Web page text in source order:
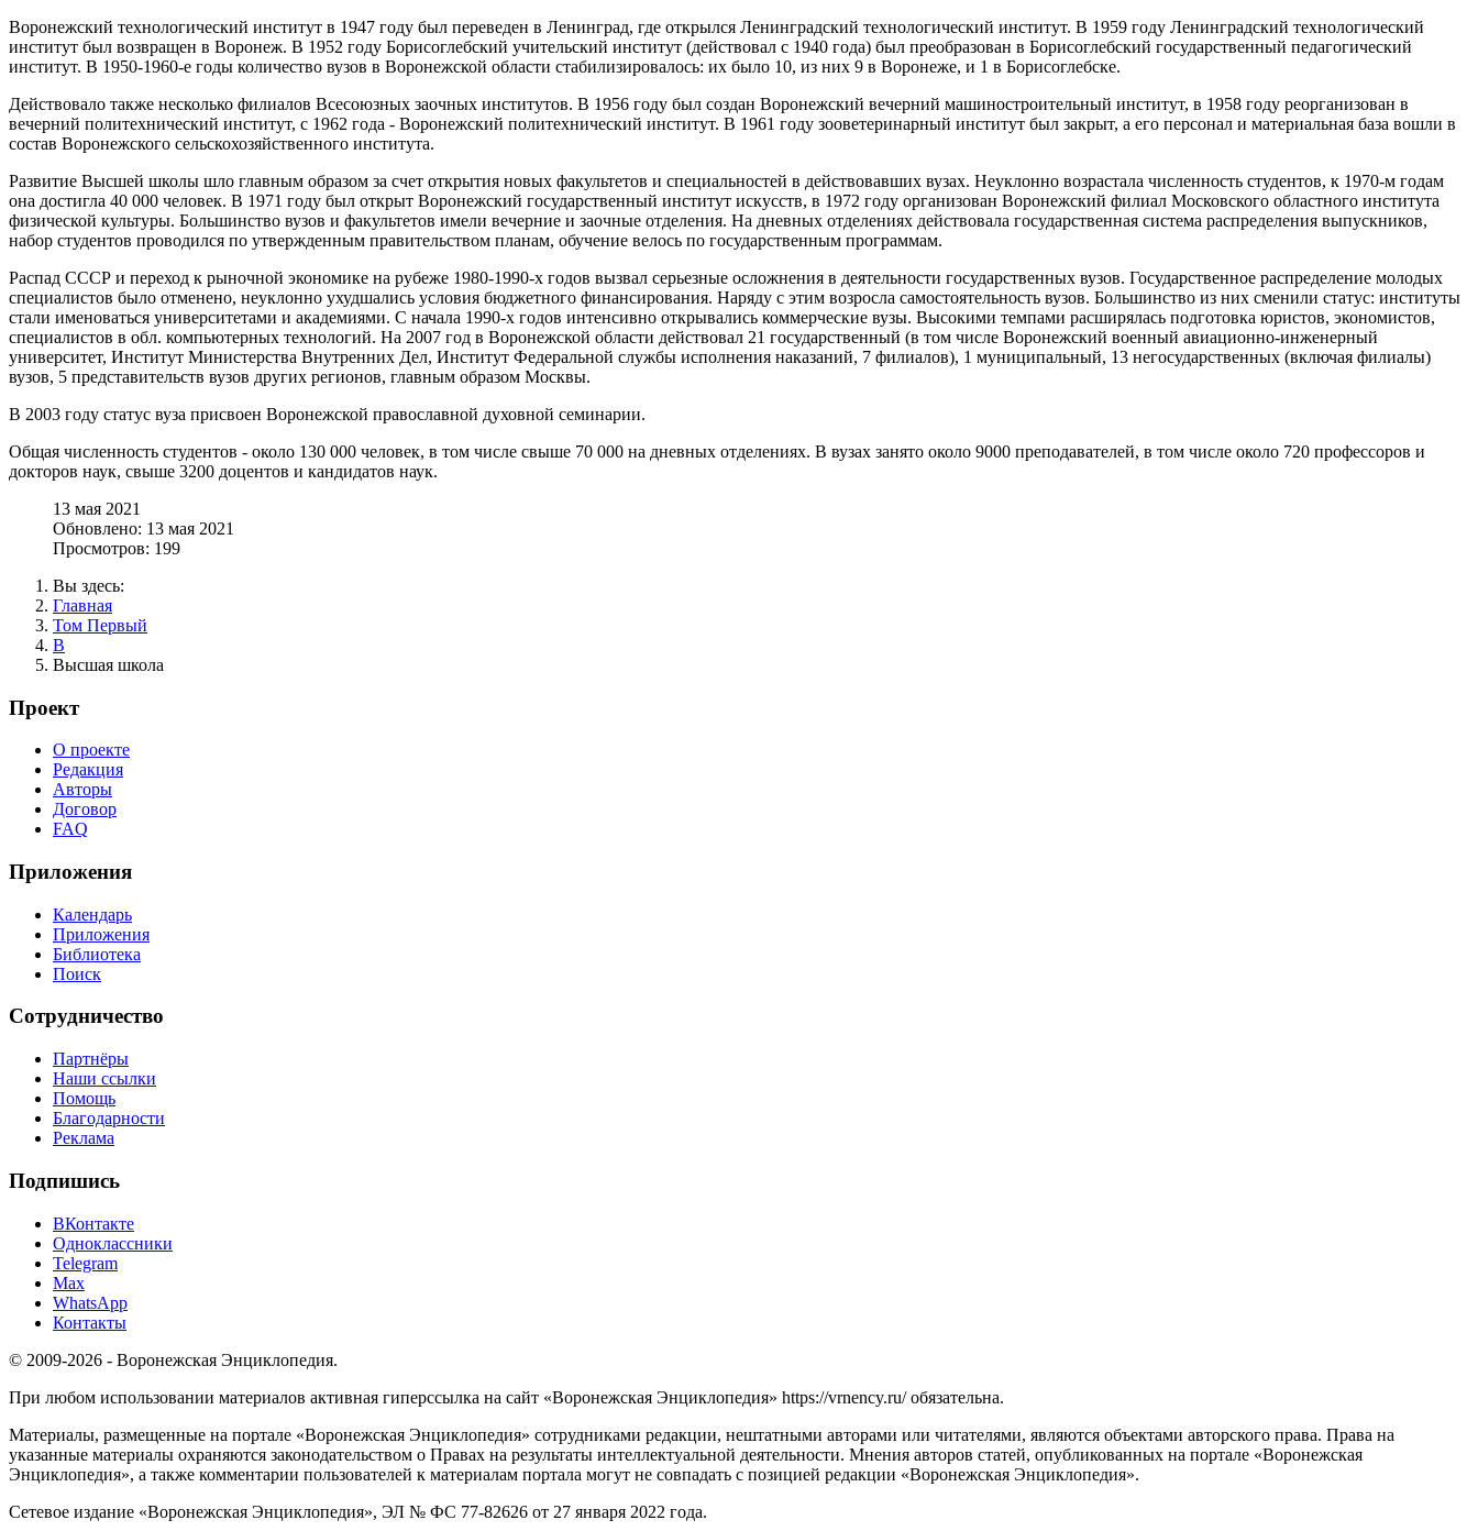
Воронежский технологический институт в 1947 году был переведен в Ленинград, где открылся Ленинградский технологический институт. В 1959 году Ленинградский технологический
институт был возвращен в Воронеж. В 1952 году Борисоглебский учительский институт (действовал с 1940 года) был преобразован в Борисоглебский государственный педагогический
институт. В 1950-1960-е годы количество вузов в Воронежской области стабилизировалось: их было 10, из них 9 в Воронеже, и 1 в Борисоглебске.
Действовало также несколько филиалов Всесоюзных заочных институтов. В 1956 году был создан Воронежский вечерний машиностроительный институт, в 1958 году реорганизован в
вечерний политехнический институт, с 1962 года - Воронежский политехнический институт. В 1961 году зооветеринарный институт был закрыт, а его персонал и материальная база вошли в
состав Воронежского сельскохозяйственного института.
Развитие Высшей школы шло главным образом за счет открытия новых факультетов и специальностей в действовавших вузах. Неуклонно возрастала численность студентов, к 1970-м годам
она достигла 40 000 человек. В 1971 году был открыт Воронежский государственный институт искусств, в 1972 году организован Воронежский филиал Московского областного института
физической культуры. Большинство вузов и факультетов имели вечерние и заочные отделения. На дневных отделениях действовала государственная система распределения выпускников,
набор студентов проводился по утвержденным правительством планам, обучение велось по государственным программам.
Распад СССР и переход к рыночной экономике на рубеже 1980-1990-х годов вызвал серьезные осложнения в деятельности государственных вузов. Государственное распределение молодых
специалистов было отменено, неуклонно ухудшались условия бюджетного финансирования. Наряду с этим возросла самостоятельность вузов. Большинство из них сменили статус: институты
стали именоваться университетами и академиями. С начала 1990-х годов интенсивно открывались коммерческие вузы. Высокими темпами расширялась подготовка юристов, экономистов,
специалистов в обл. компьютерных технологий. На 2007 год в Воронежской области действовал 21 государственный (в том числе Воронежский военный авиационно-инженерный
университет, Институт Министерства Внутренних Дел, Институт Федеральной службы исполнения наказаний, 7 филиалов), 1 муниципальный, 13 негосударственных (включая филиалы)
вузов, 5 представительств вузов других регионов, главным образом Москвы.
В 2003 году статус вуза присвоен Воронежской православной духовной семинарии.
Общая численность студентов - около 130 000 человек, в том числе свыше 70 000 на дневных отделениях. В вузах занято около 9000 преподавателей, в том числе около 720 профессоров и
докторов наук, свыше 3200 доцентов и кандидатов наук.
13 мая 2021
Обновлено: 13 мая 2021
Просмотров: 199
Вы здесь:
Главная
Том Первый
В
Высшая школа
Проект
О проекте
Редакция
Авторы
Договор
FAQ
Приложения
Календарь
Приложения
Библиотека
Поиск
Сотрудничество
Партнёры
Наши ссылки
Помощь
Благодарности
Реклама
Подпишись
ВКонтакте
Одноклассники
Telegram
Max
WhatsApp
Контакты
© 2009-2026 - Воронежская Энциклопедия.
При любом использовании материалов активная гиперссылка на сайт «Воронежская Энциклопедия» https://vrnency.ru/ обязательна.
Материалы, размещенные на портале «Воронежская Энциклопедия» сотрудниками редакции, нештатными авторами или читателями, являются объектами авторского права. Права на
указанные материалы охраняются законодательством о Правах на результаты интеллектуальной деятельности. Мнения авторов статей, опубликованных на портале «Воронежская
Энциклопедия», а также комментарии пользователей к материалам портала могут не совпадать с позицией редакции «Воронежская Энциклопедия».
Сетевое издание «Воронежская Энциклопедия», ЭЛ № ФС 77-82626 от 27 января 2022 года.